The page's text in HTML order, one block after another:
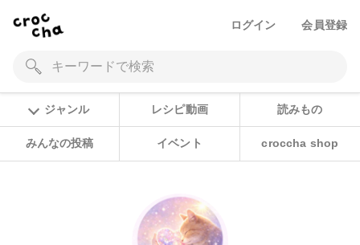
ログイン 会員登録
ジャンル レシピ動画 読みもの
みんなの投稿 イベント croccha shop